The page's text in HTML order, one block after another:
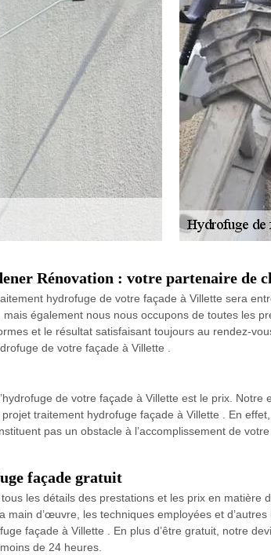
Rénovation : votre partenaire de
hydrofuge de votre façade à Villette sera
également nous nous occupons de toutes les
et le résultat satisfaisant toujours au rendez-
de votre façade à Villette .
de votre façade à Villette est le prix.
traitement hydrofuge façade à Villette . En
pas un obstacle à l’accomplissement de
façade gratuit
les détails des prestations et les prix en matière
main d’œuvre, les techniques employées et
façade à Villette . En plus d’être gratuit, notre
de 24 heures.